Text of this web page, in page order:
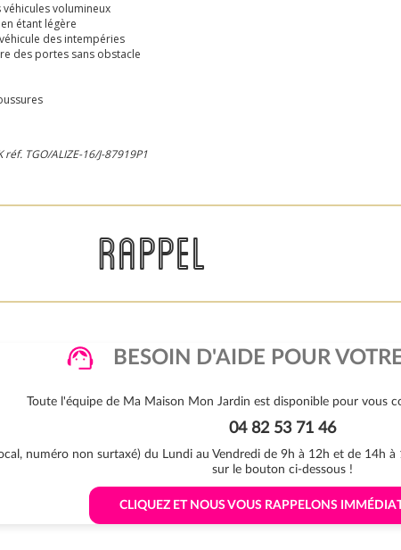
volumineux
étant légère
des intempéries
des portes sans obstacle
réf. TGO/ALIZE-16/J-87919P1
RAPPEL
BESOIN D'AIDE POUR
Toute l'équipe de Ma Maison Mon Jardin est disponible pour vous
04 82 53 71 46
numéro non surtaxé) du Lundi au Vendredi de 9h à 12h et de 14h
sur le bouton ci-dessous !
CLIQUEZ ET NOUS VOUS RAPPELONS